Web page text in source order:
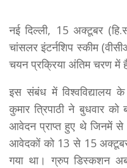
नई दिल्ली, 15 अक्टूबर
चांसलर इंटर्नशिप स्कीम
चयन प्रक्रिया अंतिम चरण में
इस संबंध में विश्वविद्यालय
कुमार त्रिपाठी ने बुधवार
आवेदन प्राप्त हुए थे जिनमें से
आवेदकों को 13 से 15
गया था। ग्रुप डिस्कशन